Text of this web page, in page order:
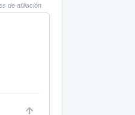
de afiliación